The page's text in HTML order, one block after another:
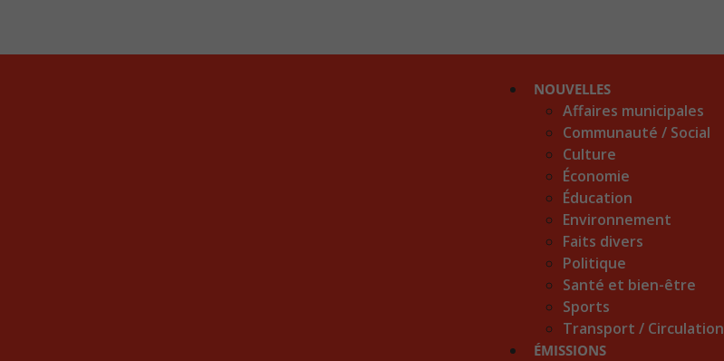
NOUVELLES
Affaires municipales
Communauté / Social
Culture
Économie
Éducation
Environnement
Faits divers
Politique
Santé et bien-être
Sports
Transport / Circulation
ÉMISSIONS